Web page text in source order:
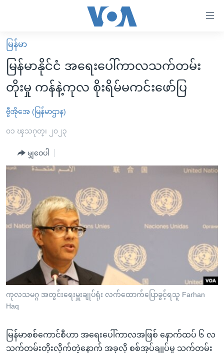
လွယ်ကူ
စေ
သည့်
Link
များ
ပင်မ
ကျော်
ကြည့်
ရန်
ပင်မ
အ
ကျော်
ကြည့်
ရန်
ရန်
နေရာ
မူလစာမျက်နှာ
မြန်မာ
ကမ္ဘာ့သတင်းများ
နိုင်ငံတကာ
အစ္စရေး-ပါလက်စတိုင်း
ဗွီဒီယို
အင်္ဂလိပ်စာလေ့လာမယ်
မကြေးမုံရဲ့ အင်္ဂလိပ်စာ
ရုပ်ရှင်ထဲက အင်္ဂလိပ်စာ
သုတပဒေသာ အင်္ဂလိပ်စာ
ရေဒီယို
တီဗွီ
ရေဒီယိုနှင့်ရုပ်သံ အချက်အလက်များ
ရေဒီယို/တီဗွီအစီအစဉ်
Learning English
ဗွီအိုအေ လူမှုကွန်ယက်များ
မြန်မာ
မြန်မာနိုင်ငံ အရေးပေါ်ကာလသက်တမ်း
တိုးမှု ကန်နဲ့ကုလ စိုးရိမ်မကင်းဖော်ပြ
ဗွီအိုအေ (မြန်မာဌာန)
၀၁ ၾသဂုတ္၊ ၂၀၂၃
မျှဝေပါ
ကုလသမဂ္ဂ အတွင်းရေးမှူးချုပ်ရုံး လက်ထောက်ပြောခွင့်ရသူ Farhan
Haq
မြန်မာစစ်ကောင်စီဟာ အရေးပေါ်ကာလအဖြစ် နောက်ထပ် ၆ လ
သက်တမ်းတိုးလိုက်တဲ့နောက် အခုလို စစ်အုပ်ချုပ်မှု သက်တမ်း